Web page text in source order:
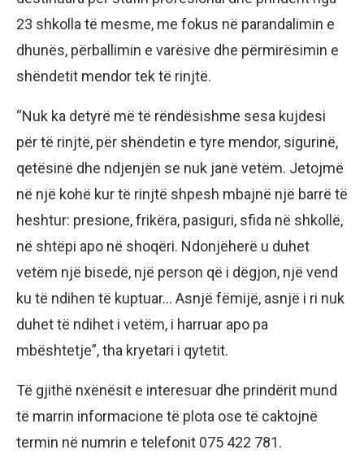
23 shkolla të mesme, me fokus në parandalimin e
dhunës, përballimin e varësive dhe përmirësimin e
shëndetit mendor tek të rinjtë.
“Nuk ka detyrë më të rëndësishme sesa kujdesi
për të rinjtë, për shëndetin e tyre mendor, sigurinë,
qetësinë dhe ndjenjën se nuk janë vetëm. Jetojmë
në një kohë kur të rinjtë shpesh mbajnë një barrë të
heshtur: presione, frikëra, pasiguri, sfida në shkollë,
në shtëpi apo në shoqëri. Ndonjëherë u duhet
vetëm një bisedë, një person që i dëgjon, një vend
ku të ndihen të kuptuar… Asnjë fëmijë, asnjë i ri nuk
duhet të ndihet i vetëm, i harruar apo pa
mbështetje”, tha kryetari i qytetit.
Të gjithë nxënësit e interesuar dhe prindërit mund
të marrin informacione të plota ose të caktojnë
termin në numrin e telefonit 075 422 781.